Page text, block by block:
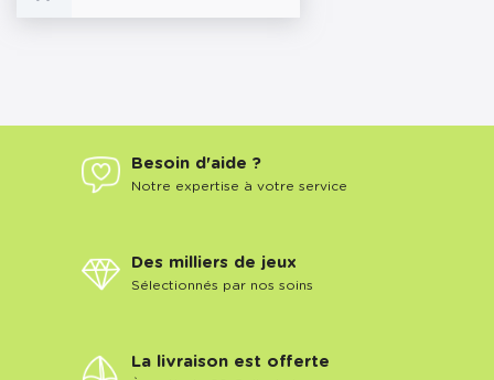
Besoin d'aide ?
Notre expertise à votre service
Des milliers de jeux
Sélectionnés par nos soins
La livraison est offerte